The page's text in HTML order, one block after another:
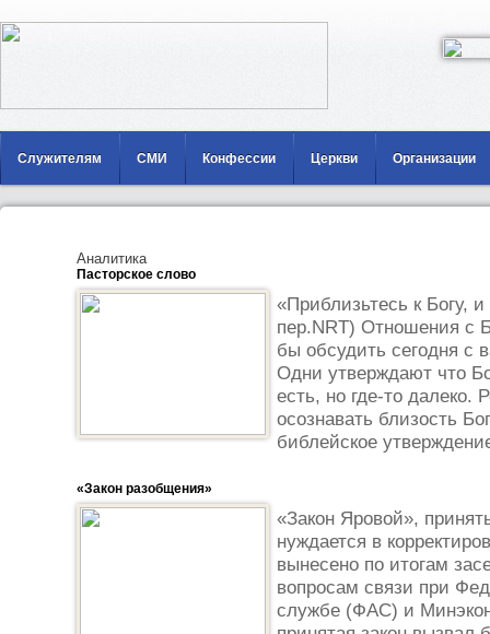
Служителям СМИ Конфессии Церкви Организации
Аналитика
Пасторское слово
«Приблизьтесь к Богу,
пер.NRT) Отношения с
бы обсудить сегодня
Одни утверждают что
есть, но где-то далеко.
осознавать близость
библейское
«Закон разобщения»
«Закон Яровой»,
нуждается в
вынесено по итогам
вопросам связи при
службе (ФАС) и